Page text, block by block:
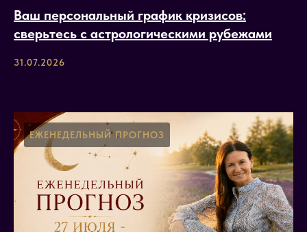
Ваш персональный график кризисов:
сверьтесь с астрологическими рубежами
31.07.2026
ЕЖЕНЕДЕЛЬНЫЙ ПРОГНОЗ
МИНИСТЕРСТВА
ОБРАЗОВАНИЯ
№ Л035-01218-23/00242732
от 14.04.2022
Сведения об образовательной организации
Политика обработки персональных данных
Договор-оферта
Астро-журнал